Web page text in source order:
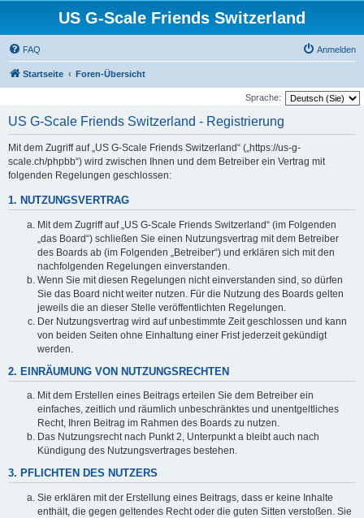
US G-Scale Friends Switzerland
FAQ Anmelden
Startseite Foren-Übersicht
Sprache:
US G-Scale Friends Switzerland - Registrierung
Mit dem Zugriff auf „US G-Scale Friends Switzerland“ („https://us-g-
scale.ch/phpbb“) wird zwischen Ihnen und dem Betreiber ein Vertrag mit
folgenden Regelungen geschlossen:
1. NUTZUNGSVERTRAG
Mit dem Zugriff auf „US G-Scale Friends Switzerland“ (im Folgenden
„das Board“) schließen Sie einen Nutzungsvertrag mit dem Betreiber
des Boards ab (im Folgenden „Betreiber“) und erklären sich mit den
nachfolgenden Regelungen einverstanden.
Wenn Sie mit diesen Regelungen nicht einverstanden sind, so dürfen
Sie das Board nicht weiter nutzen. Für die Nutzung des Boards gelten
jeweils die an dieser Stelle veröffentlichten Regelungen.
Der Nutzungsvertrag wird auf unbestimmte Zeit geschlossen und kann
von beiden Seiten ohne Einhaltung einer Frist jederzeit gekündigt
werden.
2. EINRÄUMUNG VON NUTZUNGSRECHTEN
Mit dem Erstellen eines Beitrags erteilen Sie dem Betreiber ein
einfaches, zeitlich und räumlich unbeschränktes und unentgeltliches
Recht, Ihren Beitrag im Rahmen des Boards zu nutzen.
Das Nutzungsrecht nach Punkt 2, Unterpunkt a bleibt auch nach
Kündigung des Nutzungsvertrages bestehen.
3. PFLICHTEN DES NUTZERS
Sie erklären mit der Erstellung eines Beitrags, dass er keine Inhalte
enthält, die gegen geltendes Recht oder die guten Sitten verstoßen. Sie